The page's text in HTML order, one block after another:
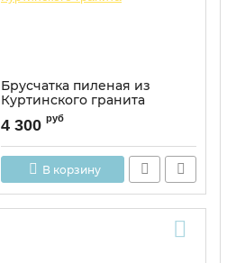
Брусчатка пиленая из
Куртинского гранита
4 300 руб
В корзину